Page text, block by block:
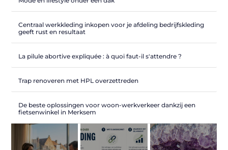
Centraal werkkleding inkopen voor je afdeling bedrijfskleding
geeft rust en resultaat
La pilule abortive expliquée : à quoi faut-il s'attendre ?
Trap renoveren met HPL overzettreden
De beste oplossingen voor woon-werkverkeer dankzij een
fietsenwinkel in Merksem